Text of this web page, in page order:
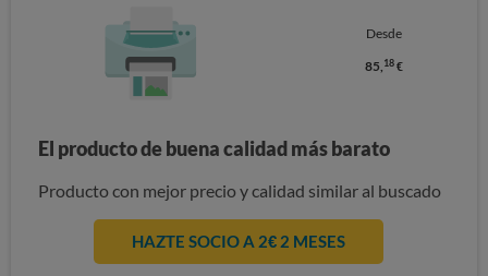
Desde
85,18€
El producto de buena calidad más barato
Producto con mejor precio y calidad similar al buscado
HAZTE SOCIO A 2€ 2 MESES